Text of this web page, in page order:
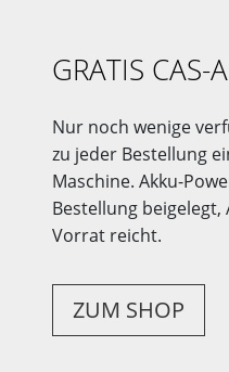
GRATIS CAS-
Nur noch wenige
zu jeder Bestellung
Maschine. Akku-
Bestellung
Vorrat reicht.
ZUM SHOP